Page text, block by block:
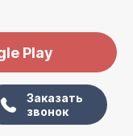
Play
Заказать
звонок